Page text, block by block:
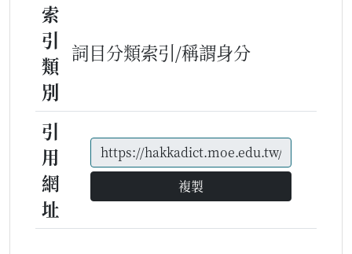
索
引
類
別
詞目分類索引/稱謂身分
引
用
網
址
複製